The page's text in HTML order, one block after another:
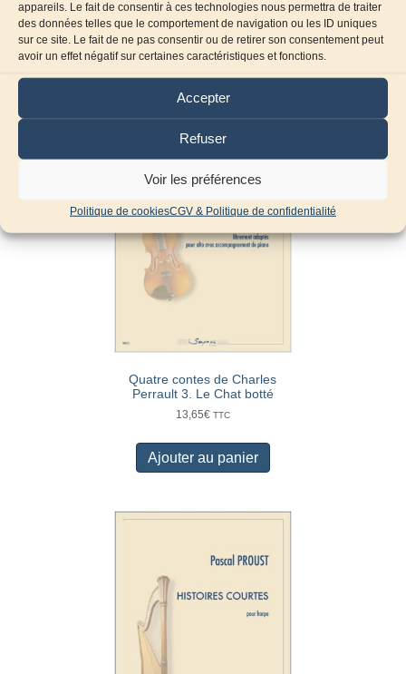
appareils. Le fait de consentir à ces technologies nous permettra de traiter
des données telles que le comportement de navigation ou les ID uniques
sur ce site. Le fait de ne pas consentir ou de retirer son consentement peut
avoir un effet négatif sur certaines caractéristiques et fonctions.
Accepter
Refuser
Voir les préférences
Politique de cookiesCGV & Politique de confidentialité
Produits similaires
Quatre contes de Charles
Perrault 3. Le Chat botté
13,65€ TTC
Ajouter au panier